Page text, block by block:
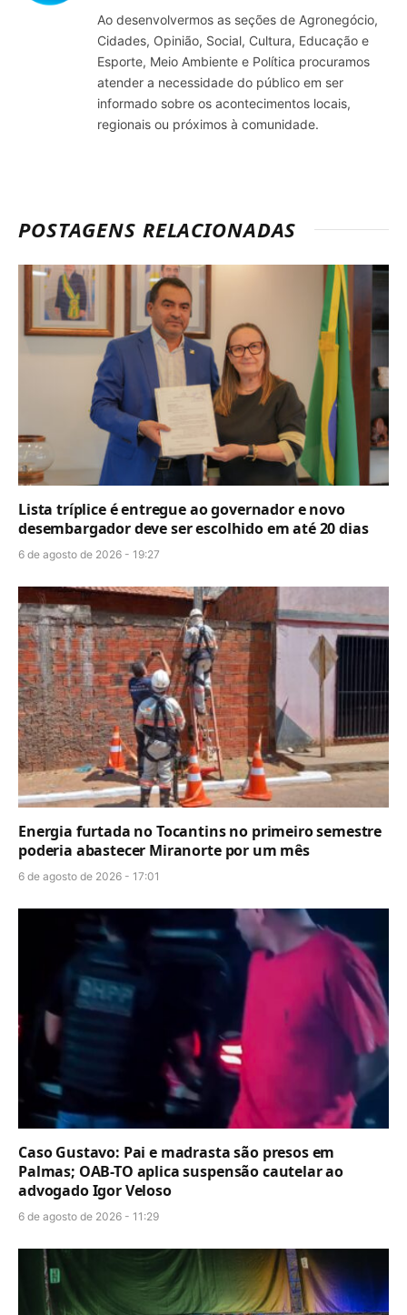
Ao desenvolvermos as seções de Agronegócio,
Cidades, Opinião, Social, Cultura, Educação e
Esporte, Meio Ambiente e Política procuramos
atender a necessidade do público em ser
informado sobre os acontecimentos locais,
regionais ou próximos à comunidade.
POSTAGENS RELACIONADAS
Lista tríplice é entregue ao governador e novo
desembargador deve ser escolhido em até 20 dias
6 de agosto de 2026 - 19:27
Energia furtada no Tocantins no primeiro semestre
poderia abastecer Miranorte por um mês
6 de agosto de 2026 - 17:01
Caso Gustavo: Pai e madrasta são presos em
Palmas; OAB-TO aplica suspensão cautelar ao
advogado Igor Veloso
6 de agosto de 2026 - 11:29